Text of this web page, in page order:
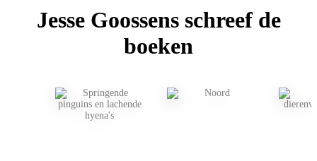
Jesse Goossens schreef de
boeken